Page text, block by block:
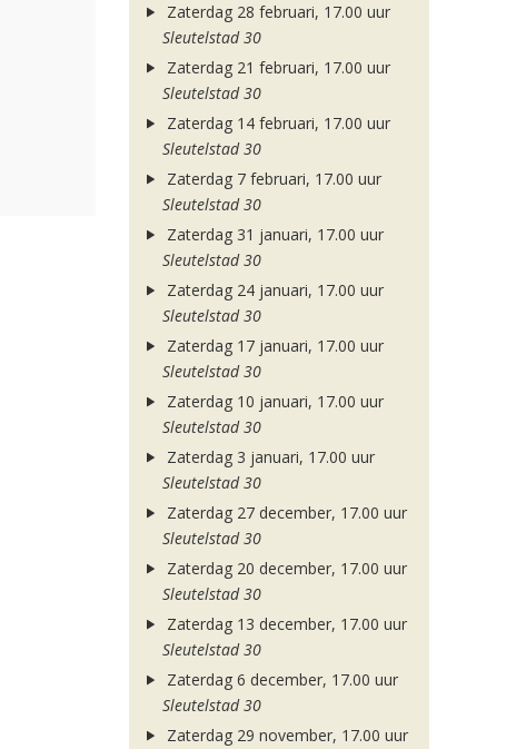
Zaterdag 28 februari, 17.00 uur
Sleutelstad 30
Zaterdag 21 februari, 17.00 uur
Sleutelstad 30
Zaterdag 14 februari, 17.00 uur
Sleutelstad 30
Zaterdag 7 februari, 17.00 uur
Sleutelstad 30
Zaterdag 31 januari, 17.00 uur
Sleutelstad 30
Zaterdag 24 januari, 17.00 uur
Sleutelstad 30
Zaterdag 17 januari, 17.00 uur
Sleutelstad 30
Zaterdag 10 januari, 17.00 uur
Sleutelstad 30
Zaterdag 3 januari, 17.00 uur
Sleutelstad 30
Zaterdag 27 december, 17.00 uur
Sleutelstad 30
Zaterdag 20 december, 17.00 uur
Sleutelstad 30
Zaterdag 13 december, 17.00 uur
Sleutelstad 30
Zaterdag 6 december, 17.00 uur
Sleutelstad 30
Zaterdag 29 november, 17.00 uur